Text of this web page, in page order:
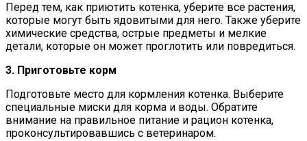
Перед тем, как приютить котенка, уберите все растения,
которые могут быть ядовитыми для него. Также уберите
химические средства, острые предметы и мелкие
детали, которые он может проглотить или повредиться.
3. Приготовьте корм
Подготовьте место для кормления котенка. Выберите
специальные миски для корма и воды. Обратите
внимание на правильное питание и рацион котенка,
проконсультировавшись с ветеринаром.